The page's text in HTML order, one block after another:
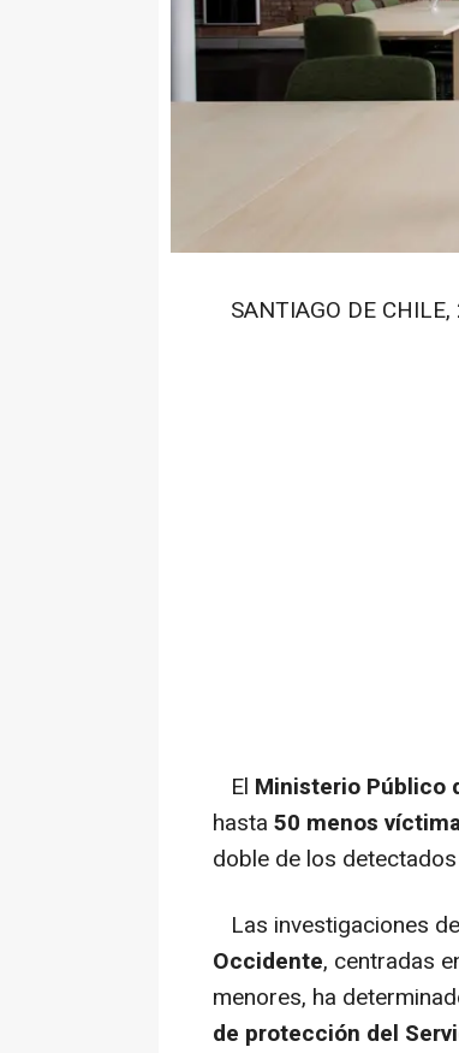
SANTIAGO DE
El Ministerio Público
hasta 50 menos
doble de los
Las investigaciones
Occidente, centradas
menores, ha
de protección del